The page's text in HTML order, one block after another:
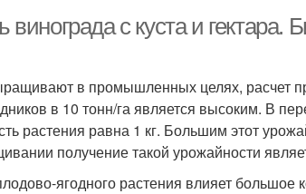
винограда с куста и
в промышленных целях, расчет
в 10 тонн/га является высоким. В
растения равна 1 кг. Большим этот
получение такой урожайности
ягодного растения влияет